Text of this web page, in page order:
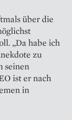
über die
„Da habe ich
zu
seinen
ist er nach
in